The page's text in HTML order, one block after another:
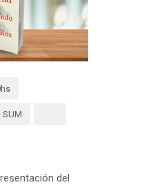
SUM
del